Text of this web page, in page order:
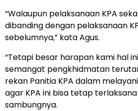
“Walaupun pelaksanaan KPA
dibanding dengan pelaksanaan
sebelumnya,” kata Agus.
“Tetapi besar harapan kami hal
semangat pengkhidmatan
rekan Panitia KPA dalam
agar KPA ini bisa tetap
sambungnya.